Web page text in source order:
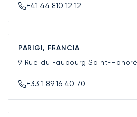
+41 44 810 12 12
PARIGI, FRANCIA
9 Rue du Faubourg Saint-Honoré
+33 1 89 16 40 70